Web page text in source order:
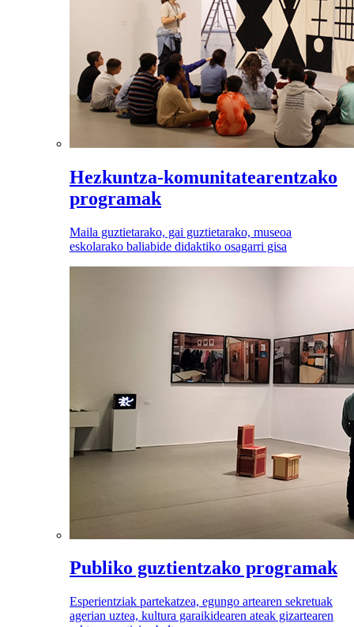
Hezkuntza-komunitatearentzako
programak
Maila guztietarako, gai guztietarako, museoa
eskolarako baliabide didaktiko osagarri gisa
Publiko guztientzako programak
Esperientziak partekatzea, egungo artearen sekretuak
agerian uztea, kultura garaikidearen ateak gizartearen